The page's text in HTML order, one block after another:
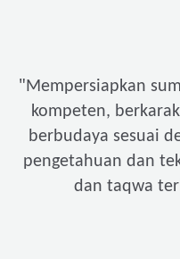
"Mempersiapkan
kompeten,
berbudaya sesuai
pengetahuan dan
dan taqwa